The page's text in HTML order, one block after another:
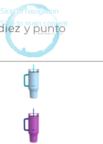
Skip to navigation
Skip to main content